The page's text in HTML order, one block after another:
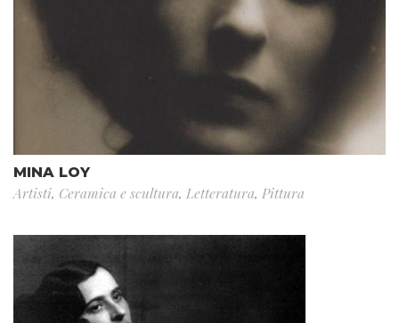
MINA LOY
Artisti, Ceramica e scultura, Letteratura, Pittura